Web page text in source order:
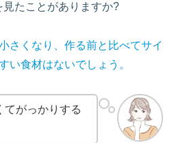
たことがありますか?
さくなり、作る前と比べてサイ
い食材はないでしょう。
てがっかりする